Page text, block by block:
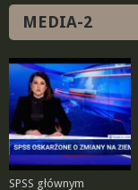
MEDIA-2
SPSS głównym